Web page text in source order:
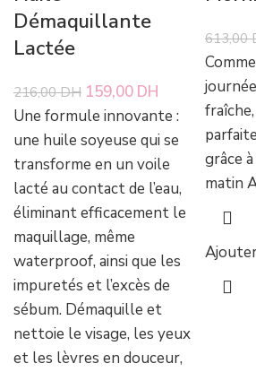
Démaquillante
Lactée
216,00DH Le prix initial était :
159,00 DH Le prix
Une formule innovante :
une huile soyeuse qui se
transforme en un voile
lacté au contact de l’eau,
éliminant efficacement le
maquillage, même
waterproof, ainsi que les
impuretés et l’excès de
sébum. Démaquille et
nettoie le visage, les yeux
et les lèvres en douceur,
613,00
grâce
matin